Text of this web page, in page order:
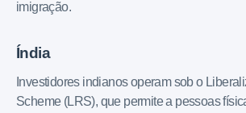
imigração.
Índia
Investidores indianos operam sob o
Scheme (LRS), que permite a pessoas